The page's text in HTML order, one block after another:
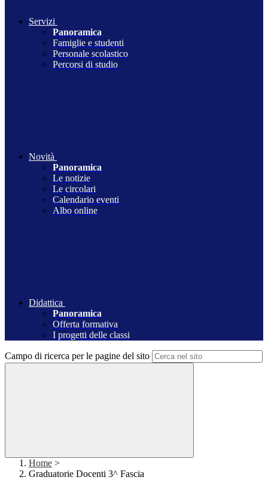
Servizi
Panoramica
Famiglie e studenti
Personale scolastico
Percorsi di studio
Novità
Panoramica
Le notizie
Le circolari
Calendario eventi
Albo online
Didattica
Panoramica
Offerta formativa
I progetti delle classi
Campo di ricerca per le pagine del sito
Home >
Graduatorie Docenti 3^ Fascia